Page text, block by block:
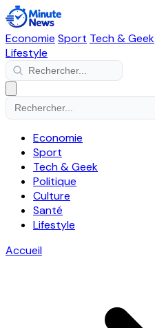
Economie Sport Tech & Geek
Lifestyle
Economie
Sport
Tech & Geek
Politique
Culture
Santé
Lifestyle
Accueil